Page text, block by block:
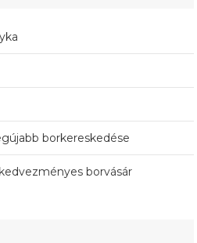
borkereskedése
borvásár